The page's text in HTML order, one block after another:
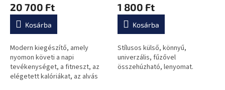
átlagos
értékelése
0,0
csillag.
20 700 Ft
Kosárba
Modern kiegészítő, amely
nyomon követi a napi
tevékenységet, a fitneszt, az
elégetett kalóriákat, az alvás
átlagos
értékelése
0,0
csillag.
1 800 Ft
Kosárba
Stílusos külső, könnyű,
univerzális, fűzővel
összehúzható, lenyomat.